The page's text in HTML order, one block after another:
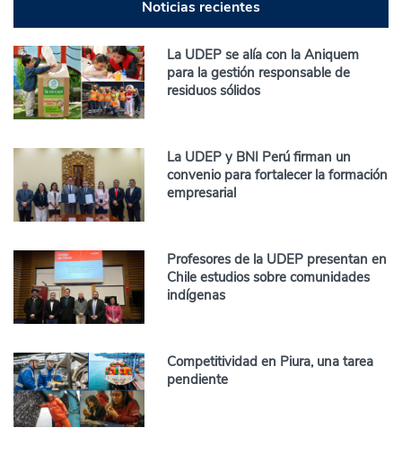
Noticias recientes
La UDEP se alía con la Aniquem
para la gestión responsable de
residuos sólidos
La UDEP y BNI Perú firman un
convenio para fortalecer la formación
empresarial
Profesores de la UDEP presentan en
Chile estudios sobre comunidades
indígenas
Competitividad en Piura, una tarea
pendiente